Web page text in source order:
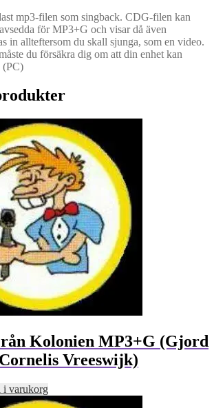
mp3-filen som singback. CDG-filen kan
för MP3+G och visar då även
in allteftersom du skall sjunga, som en video.
du försäkra dig om att din enhet kan
(PC)
Kolonien MP3+G (Gjord
Vreeswijk)
i varukorg